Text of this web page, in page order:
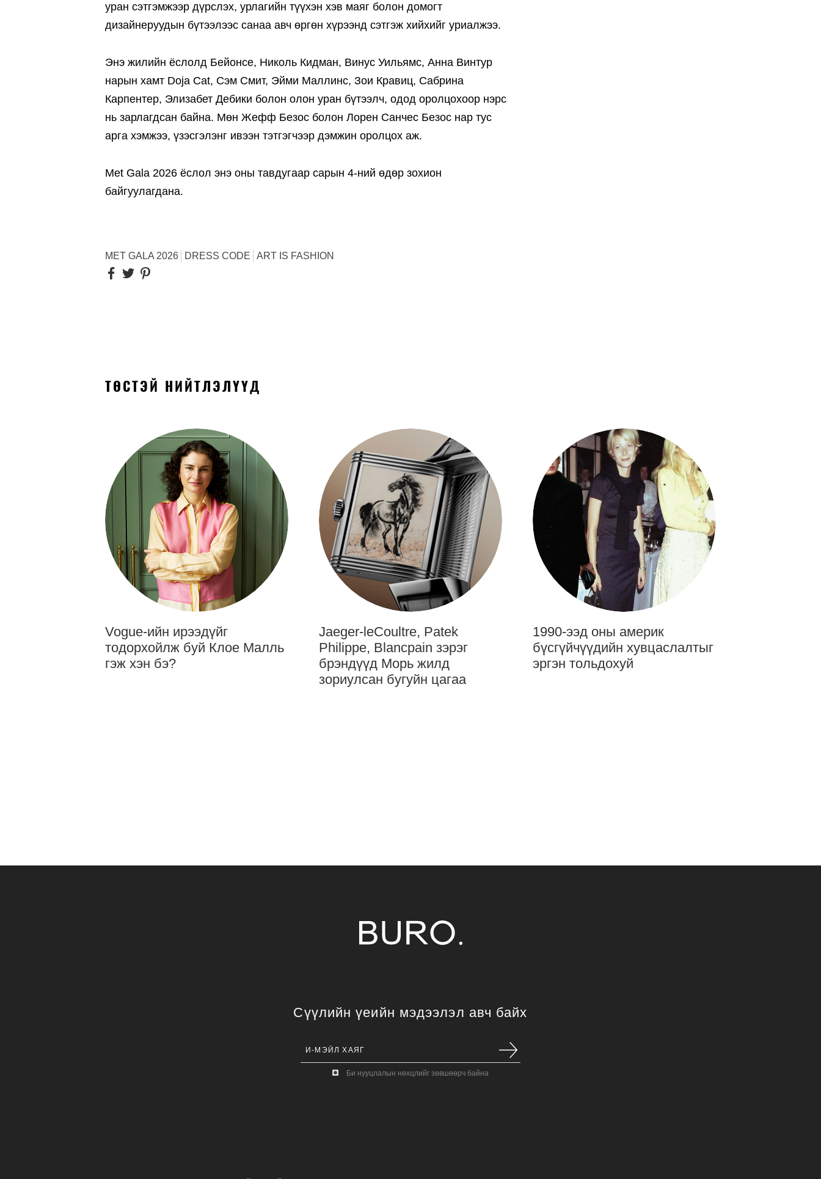
уран сэтгэмжээр дүрслэх, урлагийн түүхэн хэв маяг болон домогт
дизайнеруудын бүтээлээс санаа авч өргөн хүрээнд сэтгэж хийхийг уриалжээ.
Энэ жилийн ёслолд Бейонсе, Николь Кидман, Винус Уильямс, Анна Винтур
нарын хамт Doja Cat, Сэм Смит, Эйми Маллинс, Зои Кравиц, Сабрина
Карпентер, Элизабет Дебики болон олон уран бүтээлч, одод оролцохоор нэрс
нь зарлагдсан байна. Мөн Жефф Безос болон Лорен Санчес Безос нар тус
арга хэмжээ, үзэсгэлэнг ивээн тэтгэгчээр дэмжин оролцох аж.
Met Gala 2026 ёслол энэ оны тавдугаар сарын 4-ний өдөр зохион
байгуулагдана.
MET GALA 2026 DRESS CODE ART IS FASHION
ТӨСТЭЙ НИЙТЛЭЛҮҮД
Vogue-ийн ирээдүйг
тодорхойлж буй Клое Малль
гэж хэн бэ?
Jaeger-leCoultre, Patek
Philippe, Blancpain зэрэг
брэндүүд Морь жилд
зориулсан бугуйн цагаа
1990-ээд оны америк
бүсгүйчүүдийн хувцаслалтыг
эргэн тольдохуй
Сүүлийн үеийн мэдээлэл авч байх
Би нууцлалын нөхцлийг зөвшөөрч байна